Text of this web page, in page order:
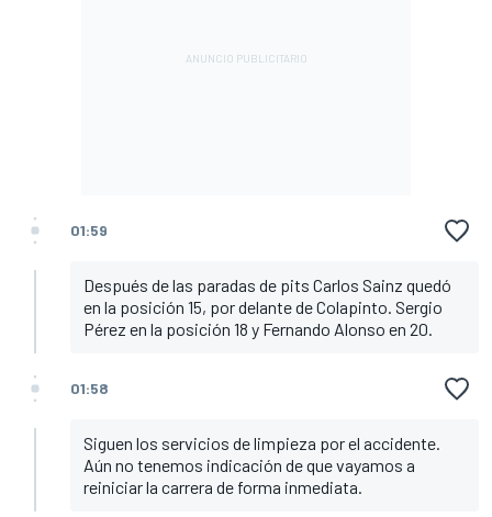
01:59
Después de las paradas de pits Carlos Sainz quedó
en la posición 15, por delante de Colapinto. Sergio
Pérez en la posición 18 y Fernando Alonso en 20.
01:58
Siguen los servicios de limpieza por el accidente.
Aún no tenemos indicación de que vayamos a
reiniciar la carrera de forma inmediata.